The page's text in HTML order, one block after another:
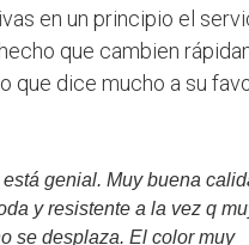
en un principio el
que cambien
que dice mucho a su
genial. Muy buena
y resistente a la vez q
se desplaza. El color muy